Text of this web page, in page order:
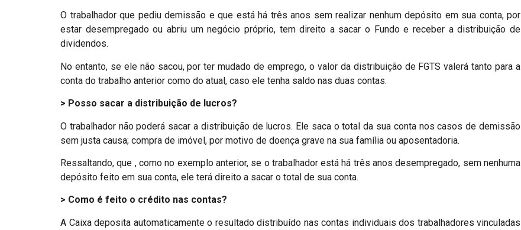
O trabalhador que pediu demissão e que está há três anos sem realizar nenhum depósito em sua conta, por
estar desempregado ou abriu um negócio próprio, tem direito a sacar o Fundo e receber a distribuição de
dividendos.
No entanto, se ele não sacou, por ter mudado de emprego, o valor da distribuição de FGTS valerá tanto para a
conta do trabalho anterior como do atual, caso ele tenha saldo nas duas contas.
> Posso sacar a distribuição de lucros?
O trabalhador não poderá sacar a distribuição de lucros. Ele saca o total da sua conta nos casos de demissão
sem justa causa; compra de imóvel, por motivo de doença grave na sua família ou aposentadoria.
Ressaltando, que , como no exemplo anterior, se o trabalhador está há três anos desempregado, sem nenhuma
depósito feito em sua conta, ele terá direito a sacar o total de sua conta.
> Como é feito o crédito nas contas?
A Caixa deposita automaticamente o resultado distribuído nas contas individuais dos trabalhadores vinculadas